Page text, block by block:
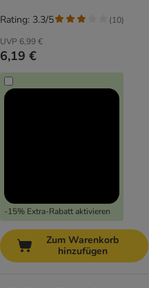
UVP 6,99 €
6,19 €
-15% Extra-Rabatt aktivieren
Rating: 3.3/5 (10)
Zum Warenkorb
hinzufügen